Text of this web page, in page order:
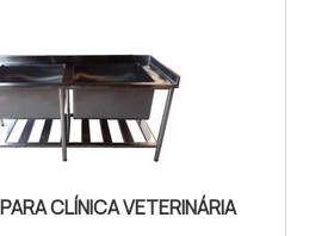
CLÍNICA VETERINÁRIA